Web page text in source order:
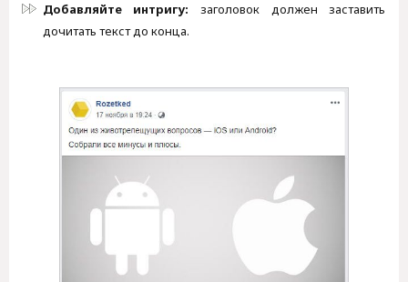
Добавляйте интригу: заголовок должен заставить
дочитать текст до конца.